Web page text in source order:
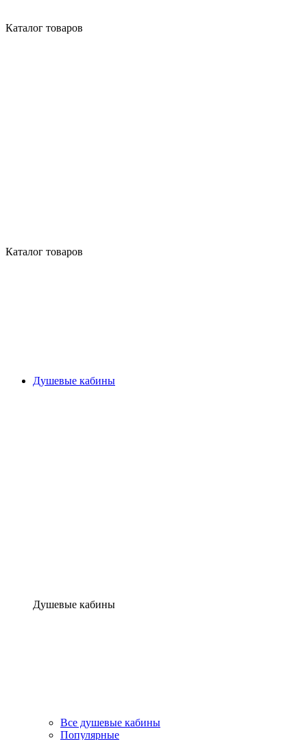
Каталог товаров
Каталог товаров
Душевые кабины
Душевые кабины
Все душевые кабины
Популярные